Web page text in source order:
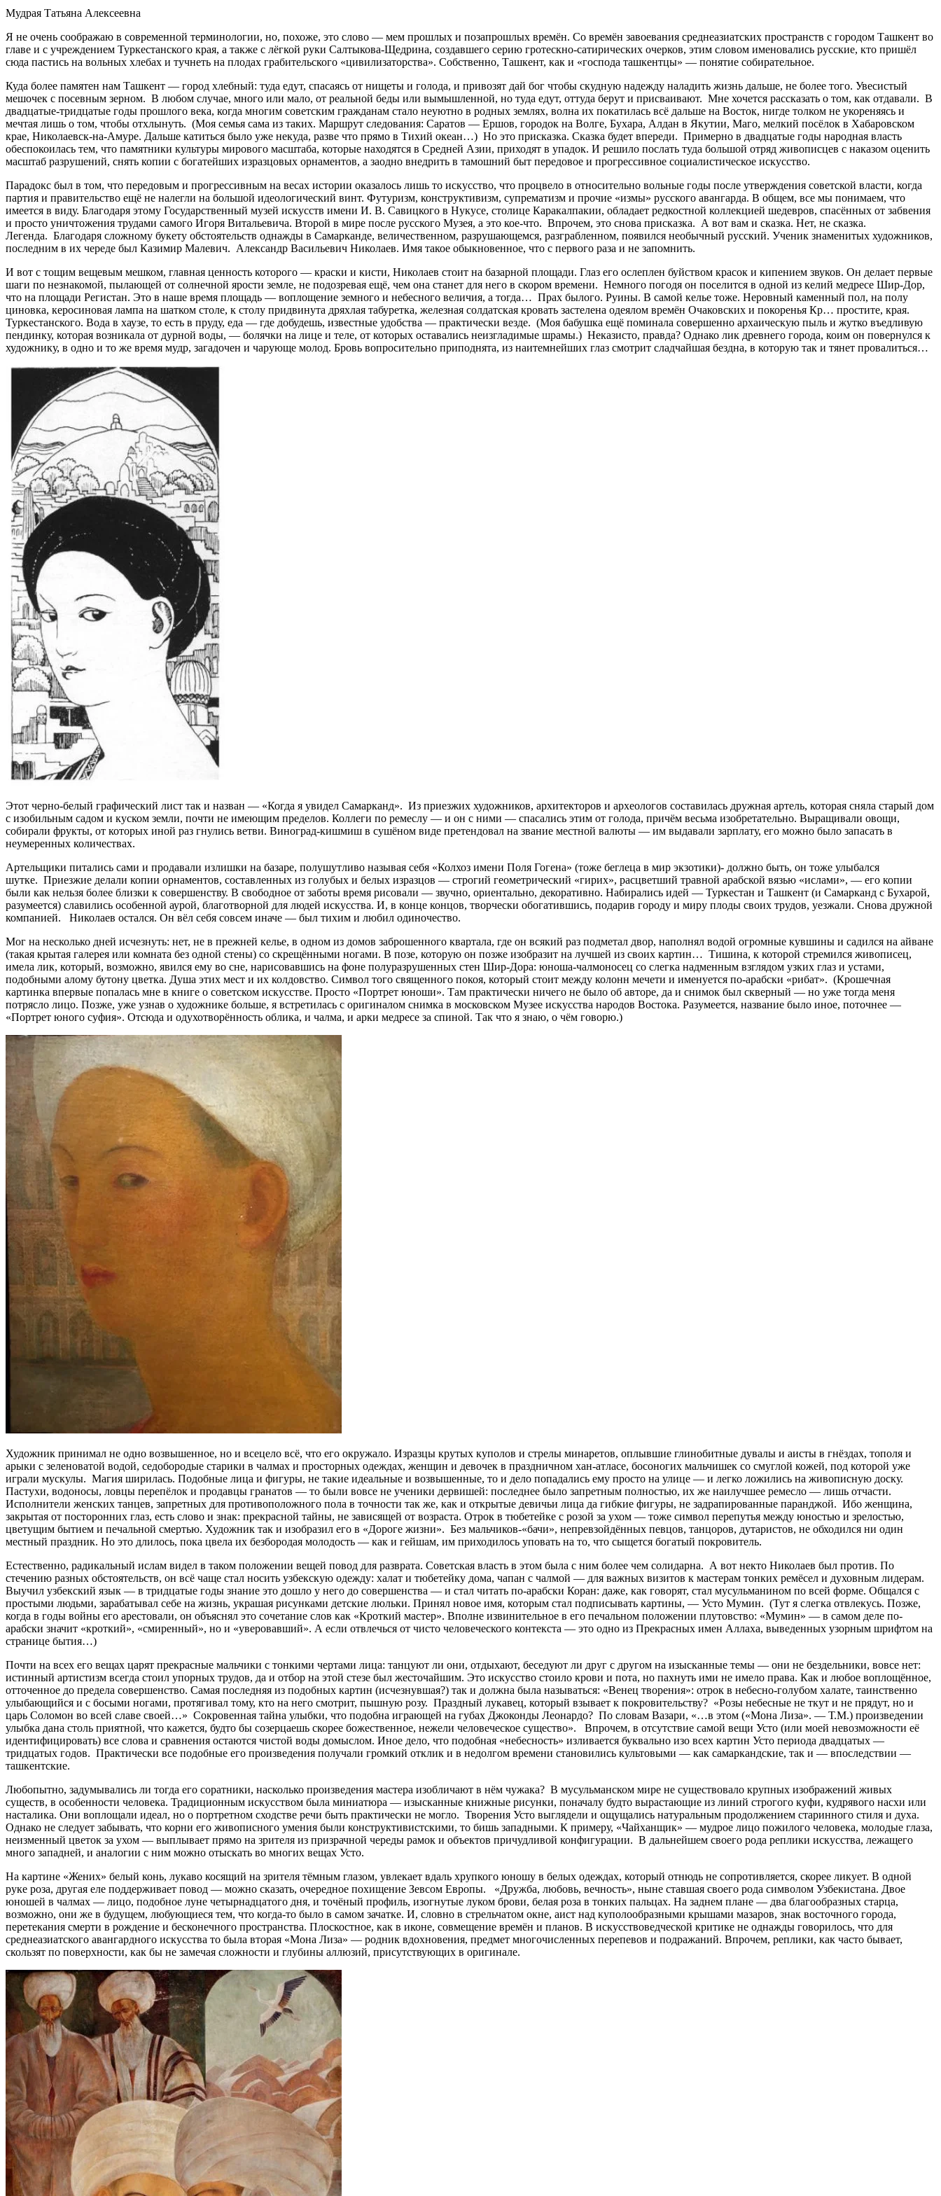
Мудрая Татьяна Алексеевна
Я не очень соображаю в современной терминологии, но, похоже, это слово — мем прошлых и позапрошлых времён. Со времён завоевания среднеазиатских пространств с городом Ташкент во
главе и с учреждением Туркестанского края, а также с лёгкой руки Салтыкова-Щедрина, создавшего серию гротескно-сатирических очерков, этим словом именовались русские, кто пришёл
сюда пастись на вольных хлебах и тучнеть на плодах грабительского «цивилизаторства». Собственно, Ташкент, как и «господа ташкентцы» — понятие собирательное.
Куда более памятен нам Ташкент — город хлебный: туда едут, спасаясь от нищеты и голода, и привозят дай бог чтобы скудную надежду наладить жизнь дальше, не более того. Увесистый
мешочек с посевным зерном. В любом случае, много или мало, от реальной беды или вымышленной, но туда едут, оттуда берут и присваивают. Мне хочется рассказать о том, как отдавали. В
двадцатые-тридцатые годы прошлого века, когда многим советским гражданам стало неуютно в родных землях, волна их покатилась всё дальше на Восток, нигде толком не укореняясь и
мечтая лишь о том, чтобы отхлынуть. (Моя семья сама из таких. Маршрут следования: Саратов — Ершов, городок на Волге, Бухара, Алдан в Якутии, Маго, мелкий посёлок в Хабаровском
крае, Николаевск-на-Амуре. Дальше катиться было уже некуда, разве что прямо в Тихий океан…) Но это присказка. Сказка будет впереди. Примерно в двадцатые годы народная власть
обеспокоилась тем, что памятники культуры мирового масштаба, которые находятся в Средней Азии, приходят в упадок. И решило послать туда большой отряд живописцев с наказом оценить
масштаб разрушений, снять копии с богатейших изразцовых орнаментов, а заодно внедрить в тамошний быт передовое и прогрессивное социалистическое искусство.
Парадокс был в том, что передовым и прогрессивным на весах истории оказалось лишь то искусство, что процвело в относительно вольные годы после утверждения советской власти, когда
партия и правительство ещё не налегли на большой идеологический винт. Футуризм, конструктивизм, супрематизм и прочие «измы» русского авангарда. В общем, все мы понимаем, что
имеется в виду. Благодаря этому Государственный музей искусств имени И. В. Савицкого в Нукусе, столице Каракалпакии, обладает редкостной коллекцией шедевров, спасённых от забвения
и просто уничтожения трудами самого Игоря Витальевича. Второй в мире после русского Музея, а это кое-что. Впрочем, это снова присказка. А вот вам и сказка. Нет, не сказка.
Легенда. Благодаря сложному букету обстоятельств однажды в Самарканде, величественном, разрушающемся, разграбленном, появился необычный русский. Ученик знаменитых художников,
последним в их череде был Казимир Малевич. Александр Васильевич Николаев. Имя такое обыкновенное, что с первого раза и не запомнить.
И вот с тощим вещевым мешком, главная ценность которого — краски и кисти, Николаев стоит на базарной площади. Глаз его ослеплен буйством красок и кипением звуков. Он делает первые
шаги по незнакомой, пылающей от солнечной ярости земле, не подозревая ещё, чем она станет для него в скором времени. Немного погодя он поселится в одной из келий медресе Шир-Дор,
что на площади Регистан. Это в наше время площадь — воплощение земного и небесного величия, а тогда… Прах былого. Руины. В самой келье тоже. Неровный каменный пол, на полу
циновка, керосиновая лампа на шатком столе, к столу придвинута дряхлая табуретка, железная солдатская кровать застелена одеялом времён Очаковских и покоренья Кр… простите, края.
Туркестанского. Вода в хаузе, то есть в пруду, еда — где добудешь, известные удобства — практически везде. (Моя бабушка ещё поминала совершенно архаическую пыль и жутко въедливую
пендинку, которая возникала от дурной воды, — болячки на лице и теле, от которых оставались неизгладимые шрамы.) Неказисто, правда? Однако лик древнего города, коим он повернулся к
художнику, в одно и то же время мудр, загадочен и чарующе молод. Бровь вопросительно приподнята, из наитемнейших глаз смотрит сладчайшая бездна, в которую так и тянет провалиться…
Этот черно-белый графический лист так и назван — «Когда я увидел Самарканд». Из приезжих художников, архитекторов и археологов составилась дружная артель, которая сняла старый дом
с изобильным садом и куском земли, почти не имеющим пределов. Коллеги по ремеслу — и он с ними — спасались этим от голода, причём весьма изобретательно. Выращивали овощи,
собирали фрукты, от которых иной раз гнулись ветви. Виноград-кишмиш в сушёном виде претендовал на звание местной валюты — им выдавали зарплату, его можно было запасать в
неумеренных количествах.
Артельщики питались сами и продавали излишки на базаре, полушутливо называя себя «Колхоз имени Поля Гогена» (тоже беглеца в мир экзотики)- должно быть, он тоже улыбался
шутке. Приезжие делали копии орнаментов, составленных из голубых и белых изразцов — строгий геометрический «гирих», расцветший травной арабской вязью «ислами», — его копии
были как нельзя более близки к совершенству. В свободное от заботы время рисовали — звучно, ориентально, декоративно. Набирались идей — Туркестан и Ташкент (и Самарканд с Бухарой,
разумеется) славились особенной аурой, благотворной для людей искусства. И, в конце концов, творчески обогатившись, подарив городу и миру плоды своих трудов, уезжали. Снова дружной
компанией. Николаев остался. Он вёл себя совсем иначе — был тихим и любил одиночество.
Мог на несколько дней исчезнуть: нет, не в прежней келье, в одном из домов заброшенного квартала, где он всякий раз подметал двор, наполнял водой огромные кувшины и садился на айване
(такая крытая галерея или комната без одной стены) со скрещёнными ногами. В позе, которую он позже изобразит на лучшей из своих картин… Тишина, к которой стремился живописец,
имела лик, который, возможно, явился ему во сне, нарисовавшись на фоне полуразрушенных стен Шир-Дора: юноша-чалмоносец со слегка надменным взглядом узких глаз и устами,
подобными алому бутону цветка. Душа этих мест и их колдовство. Символ того священного покоя, который стоит между колонн мечети и именуется по-арабски «рибат». (Крошечная
картинка впервые попалась мне в книге о советском искусстве. Просто «Портрет юноши». Там практически ничего не было об авторе, да и снимок был скверный — но уже тогда меня
потрясло лицо. Позже, уже узнав о художнике больше, я встретилась с оригиналом снимка в московском Музее искусства народов Востока. Разумеется, название было иное, поточнее —
«Портрет юного суфия». Отсюда и одухотворённость облика, и чалма, и арки медресе за спиной. Так что я знаю, о чём говорю.)
Художник принимал не одно возвышенное, но и всецело всё, что его окружало. Изразцы крутых куполов и стрелы минаретов, оплывшие глинобитные дувалы и аисты в гнёздах, тополя и
арыки с зеленоватой водой, седобородые старики в чалмах и просторных одеждах, женщин и девочек в праздничном хан-атласе, босоногих мальчишек со смуглой кожей, под которой уже
играли мускулы. Магия ширилась. Подобные лица и фигуры, не такие идеальные и возвышенные, то и дело попадались ему просто на улице — и легко ложились на живописную доску.
Пастухи, водоносы, ловцы перепёлок и продавцы гранатов — то были вовсе не ученики дервишей: последнее было запретным полностью, их же наилучшее ремесло — лишь отчасти.
Исполнители женских танцев, запретных для противоположного пола в точности так же, как и открытые девичьи лица да гибкие фигуры, не задрапированные паранджой. Ибо женщина,
закрытая от посторонних глаз, есть слово и знак: прекрасной тайны, не зависящей от возраста. Отрок в тюбетейке с розой за ухом — тоже символ перепутья между юностью и зрелостью,
цветущим бытием и печальной смертью. Художник так и изобразил его в «Дороге жизни». Без мальчиков-«бачи», непревзойдённых певцов, танцоров, дутаристов, не обходился ни один
местный праздник. Но это длилось, пока цвела их безбородая молодость — как и гейшам, им приходилось уповать на то, что сыщется богатый покровитель.
Естественно, радикальный ислам видел в таком положении вещей повод для разврата. Советская власть в этом была с ним более чем солидарна. А вот некто Николаев был против. По
стечению разных обстоятельств, он всё чаще стал носить узбекскую одежду: халат и тюбетейку дома, чапан с чалмой — для важных визитов к мастерам тонких ремёсел и духовным лидерам.
Выучил узбекский язык — в тридцатые годы знание это дошло у него до совершенства — и стал читать по-арабски Коран: даже, как говорят, стал мусульманином по всей форме. Общался с
простыми людьми, зарабатывал себе на жизнь, украшая рисунками детские люльки. Принял новое имя, которым стал подписывать картины, — Усто Мумин. (Тут я слегка отвлекусь. Позже,
когда в годы войны его арестовали, он объяснял это сочетание слов как «Кроткий мастер». Вполне извинительное в его печальном положении плутовство: «Мумин» — в самом деле по-
арабски значит «кроткий», «смиренный», но и «уверовавший». А если отвлечься от чисто человеческого контекста — это одно из Прекрасных имен Аллаха, выведенных узорным шрифтом на
странице бытия…)
Почти на всех его вещах царят прекрасные мальчики с тонкими чертами лица: танцуют ли они, отдыхают, беседуют ли друг с другом на изысканные темы — они не бездельники, вовсе нет:
истинный артистизм всегда стоил упорных трудов, да и отбор на этой стезе был жесточайшим. Это искусство стоило крови и пота, но пахнуть ими не имело права. Как и любое воплощённое,
отточенное до предела совершенство. Самая последняя из подобных картин (исчезнувшая?) так и должна была называться: «Венец творения»: отрок в небесно-голубом халате, таинственно
улыбающийся и с босыми ногами, протягивал тому, кто на него смотрит, пышную розу. Праздный лукавец, который взывает к покровительству? «Розы небесные не ткут и не прядут, но и
царь Соломон во всей славе своей…» Сокровенная тайна улыбки, что подобна играющей на губах Джоконды Леонардо? По словам Вазари, «…в этом («Мона Лиза». — Т.М.) произведении
улыбка дана столь приятной, что кажется, будто бы созерцаешь скорее божественное, нежели человеческое существо». Впрочем, в отсутствие самой вещи Усто (или моей невозможности её
идентифицировать) все слова и сравнения остаются чистой воды домыслом. Иное дело, что подобная «небесность» изливается буквально изо всех картин Усто периода двадцатых —
тридцатых годов. Практически все подобные его произведения получали громкий отклик и в недолгом времени становились культовыми — как самаркандские, так и — впоследствии —
ташкентские.
Любопытно, задумывались ли тогда его соратники, насколько произведения мастера изобличают в нём чужака? В мусульманском мире не существовало крупных изображений живых
существ, в особенности человека. Традиционным искусством была миниатюра — изысканные книжные рисунки, поначалу будто вырастающие из линий строгого куфи, кудрявого насхи или
насталика. Они воплощали идеал, но о портретном сходстве речи быть практически не могло. Творения Усто выглядели и ощущались натуральным продолжением старинного стиля и духа.
Однако не следует забывать, что корни его живописного умения были конструктивистскими, то бишь западными. К примеру, «Чайханщик» — мудрое лицо пожилого человека, молодые глаза,
неизменный цветок за ухом — выплывает прямо на зрителя из призрачной череды рамок и объектов причудливой конфигурации. В дальнейшем своего рода реплики искусства, лежащего
много западней, и аналогии с ним можно отыскать во многих вещах Усто.
На картине «Жених» белый конь, лукаво косящий на зрителя тёмным глазом, увлекает вдаль хрупкого юношу в белых одеждах, который отнюдь не сопротивляется, скорее ликует. В одной
руке роза, другая еле поддерживает повод — можно сказать, очередное похищение Зевсом Европы. «Дружба, любовь, вечность», ныне ставшая своего рода символом Узбекистана. Двое
юношей в чалмах — лицо, подобное луне четырнадцатого дня, и точёный профиль, изогнутые луком брови, белая роза в тонких пальцах. На заднем плане — два благообразных старца,
возможно, они же в будущем, любующиеся тем, что когда-то было в самом зачатке. И, словно в стрельчатом окне, аист над куполообразными крышами мазаров, знак восточного города,
перетекания смерти в рождение и бесконечного пространства. Плоскостное, как в иконе, совмещение времён и планов. В искусствоведческой критике не однажды говорилось, что для
среднеазиатского авангардного искусства то была вторая «Мона Лиза» — родник вдохновения, предмет многочисленных перепевов и подражаний. Впрочем, реплики, как часто бывает,
скользят по поверхности, как бы не замечая сложности и глубины аллюзий, присутствующих в оригинале.